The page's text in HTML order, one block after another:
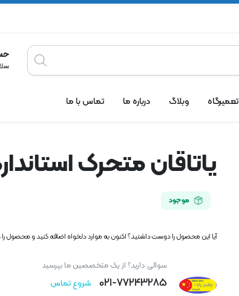
تعمیرگاه وبلاگ درباره ما تماس با ما
یاتاقان متحرک
موجود
آیا این محصول را دوست داشتید؟ اکنون به موارد دلخواه اضافه کنید و محصول را
سوالی دارید؟ از یک متخصصین ما بپرسید
021-77243285 شروع تماس